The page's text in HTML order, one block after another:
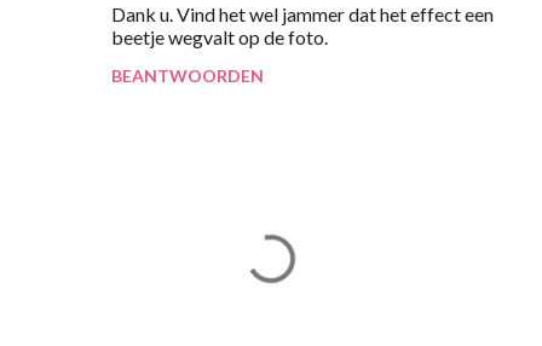
Dank u. Vind het wel jammer dat het effect een
beetje wegvalt op de foto.
BEANTWOORDEN